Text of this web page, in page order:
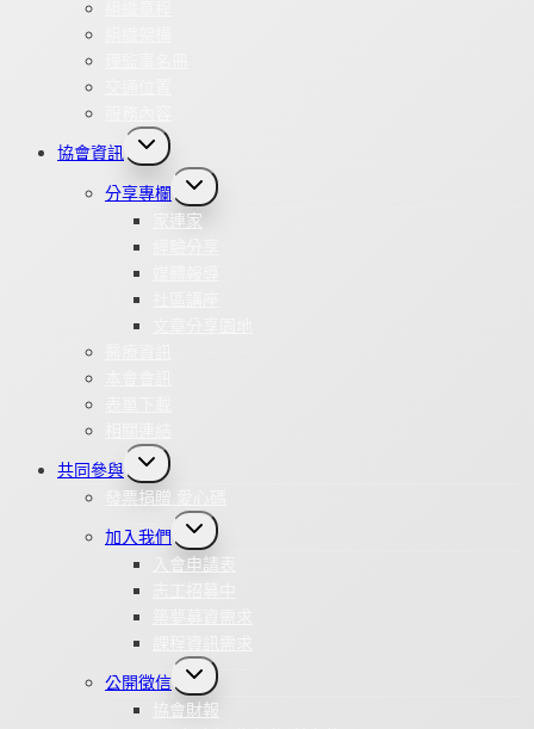
協會資訊
Toggle
child
分享專欄
Toggle
child
menu
家連家
共同參與
Toggle
child
menu
發票捐贈 愛心碼
加入我們
Toggle
child
menu
入會申請表
公開徵信
Toggle
child
menu
協會財報